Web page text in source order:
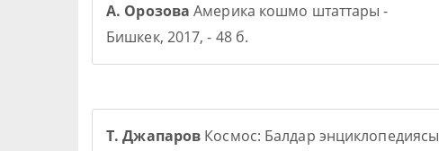
А. Орозова Америка кошмо штаттары -
Бишкек, 2017, - 48 б.
Т. Джапаров Космос: Балдар энциклопедиясы